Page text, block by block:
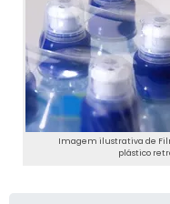
Imagem ilustrativa de
plástico